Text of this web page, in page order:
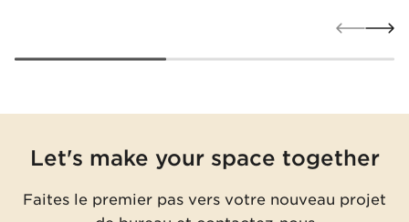
Let's make your space together
Faites le premier pas vers votre nouveau projet